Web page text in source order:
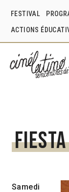
FESTIVAL
ACTIONS
Samedi